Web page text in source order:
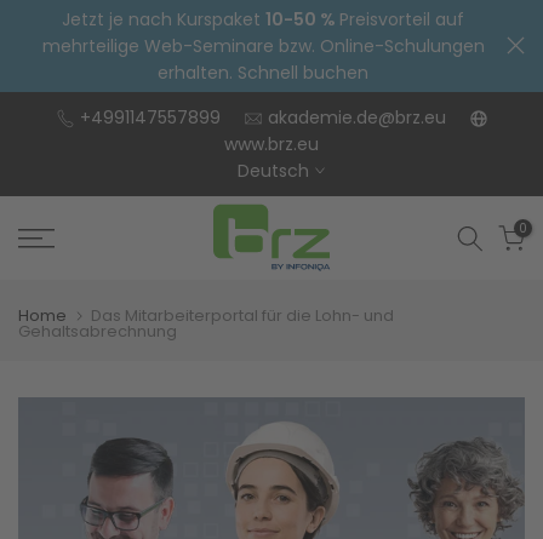
Inhalt
Jetzt je nach Kurspaket 10-50 % Preisvorteil auf
mehrteilige Web-Seminare bzw. Online-Schulungen
erhalten. Schnell buchen
+4991147557899
akademie.de@brz.eu
www.brz.eu
Deutsch
0
Home Das Mitarbeiterportal für die Lohn- und
Gehaltsabrechnung